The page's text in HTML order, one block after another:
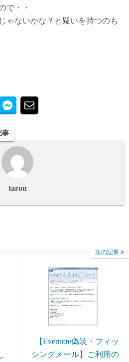
で・・
ゃないかな？と疑いを持つのも
事
tarou
次の記事
【Evernote偽装・フィッ
シングメール】ご利用の